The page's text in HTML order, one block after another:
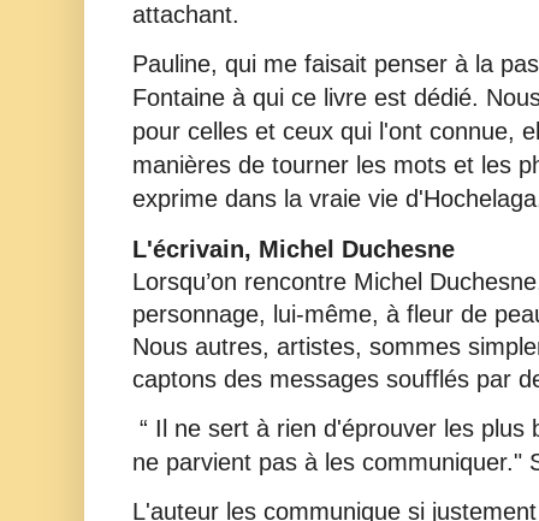
attachant.
Pauline, qui me faisait penser à la
Fontaine à qui ce livre est dédié.
pour celles et ceux qui l'ont connue,
manières de tourner les mots et les
exprime dans la vraie vie
L'écrivain, Michel Duchesne
Lorsqu’on rencontre Michel
personnage, lui-même, à fleur de
Nous autres, artistes, sommes
captons des messages soufflés par
“ Il ne sert à rien d'éprouver les plus
ne parvient pas à les communiquer."
L'auteur les communique si